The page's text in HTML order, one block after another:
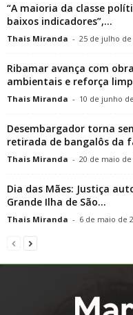
“A maioria da classe
baixos indicadores”,...
Thais Miranda - 25 de julho de
Ribamar avança com
ambientais e reforça
Thais Miranda - 10 de junho
Desembargador torna
retirada de bangalôs da
Thais Miranda - 20 de maio de
Dia das Mães: Justiça
Grande Ilha de São...
Thais Miranda - 6 de maio de